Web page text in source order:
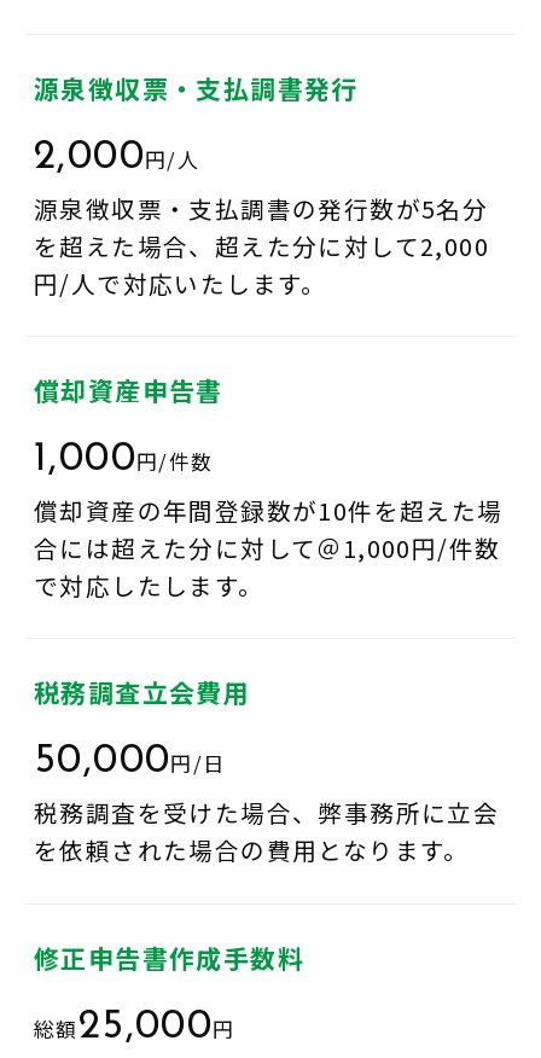
源泉徴収票・支払調書発行
2,000円/人
源泉徴収票・支払調書の発行数が5名分
を超えた場合、超えた分に対して2,000
円/人で対応いたします。
償却資産申告書
1,000円/件数
償却資産の年間登録数が10件を超えた場
合には超えた分に対して＠1,000円/件数
で対応したします。
税務調査立会費用
50,000円/日
税務調査を受けた場合、弊事務所に立会
を依頼された場合の費用となります。
修正申告書作成手数料
総額25,000円